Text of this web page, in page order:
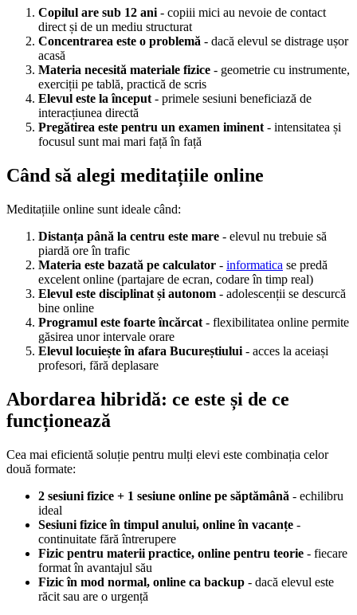
Copilul are sub 12 ani - copiii mici au nevoie de contact
direct și de un mediu structurat
Concentrarea este o problemă - dacă elevul se distrage ușor
acasă
Materia necesită materiale fizice - geometrie cu instrumente,
exerciții pe tablă, practică de scris
Elevul este la început - primele sesiuni beneficiază de
interacțiunea directă
Pregătirea este pentru un examen iminent - intensitatea și
focusul sunt mai mari față în față
Când să alegi meditațiile online
Meditațiile online sunt ideale când:
Distanța până la centru este mare - elevul nu trebuie să
piardă ore în trafic
Materia este bazată pe calculator - informatica se predă
excelent online (partajare de ecran, codare în timp real)
Elevul este disciplinat și autonom - adolescenții se descurcă
bine online
Programul este foarte încărcat - flexibilitatea online permite
găsirea unor intervale orare
Elevul locuiește în afara Bucureștiului - acces la aceiași
profesori, fără deplasare
Abordarea hibridă: ce este și de ce
funcționează
Cea mai eficientă soluție pentru mulți elevi este combinația celor
două formate:
2 sesiuni fizice + 1 sesiune online pe săptămână - echilibru
ideal
Sesiuni fizice în timpul anului, online în vacanțe -
continuitate fără întrerupere
Fizic pentru materii practice, online pentru teorie - fiecare
format în avantajul său
Fizic în mod normal, online ca backup - dacă elevul este
răcit sau are o urgență